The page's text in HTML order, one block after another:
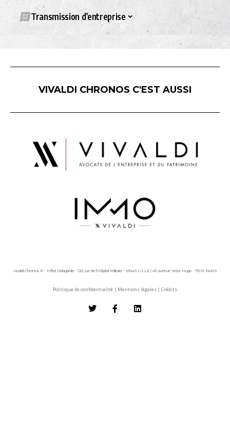
Transmission d’entreprise
VIVALDI CHRONOS C'EST AUSSI
Vivaldi Chronos © - Hôtel Delagarde - 120, rue de l'Hôpital Militaire - 59043 LILLE / 45 avenue Victor Hugo - 75116 PARIS
Politique de confidentialité | Mentions légales | Crédits